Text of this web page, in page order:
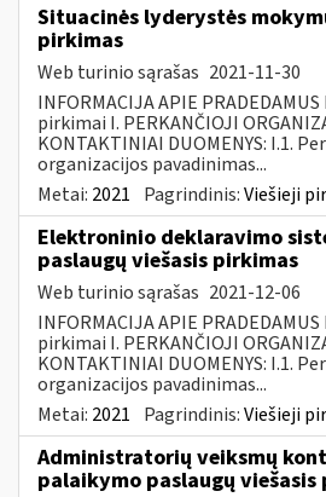
Situacinės lyderystės
pirkimas
Web turinio sąrašas 2021-11-30
INFORMACIJA APIE
pirkimai I. PERKANČIOJI
KONTAKTINIAI DUOMENYS: I.1.
organizacijos pavadinimas...
Metai: 2021 Pagrindinis:Viešieji
Elektroninio deklaravimo
paslaugų viešasis pirkimas
Web turinio sąrašas 2021-12-06
INFORMACIJA APIE
pirkimai I. PERKANČIOJI
KONTAKTINIAI DUOMENYS: I.1.
organizacijos pavadinimas...
Metai: 2021 Pagrindinis:Viešieji
Administratorių veiksmų
palaikymo paslaugų viešasis